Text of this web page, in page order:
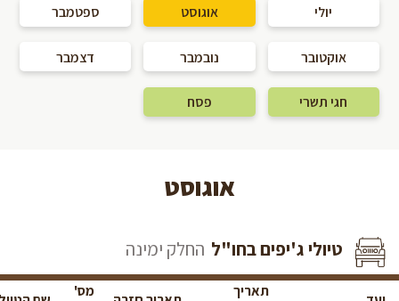
יולי אוגוסט ספטמבר
אוקטובר נובמבר דצמבר
חגי תשרי פסח
אוגוסט
טיולי ג'יפים בחו"ל החלק ימינה
תאריך
מס'